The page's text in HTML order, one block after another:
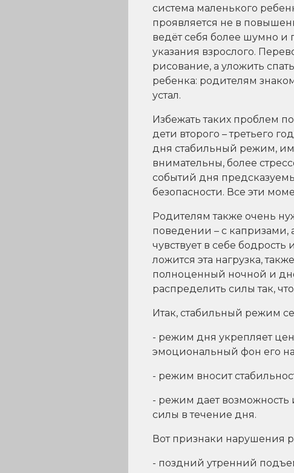
система маленького
проявляется не в
ведёт себя более шумно и
указания взрослого.
рисование, а уложить
ребенка: родителям
устал.
Избежать таких проблем
дети второго – третьего
дня стабильный режим,
внимательны, более
событий дня
безопасности. Все эти
Родителям также очень
поведении – с капризами,
чувствует в себе
ложится эта нагрузка,
полноценный ночной и
распределить силы так,
Итак, стабильный режим
- режим дня укрепляет
эмоциональный фон его
- режим вносит
- режим дает возможность
силы в течение дня.
Вот признаки нарушения
- поздний утренний